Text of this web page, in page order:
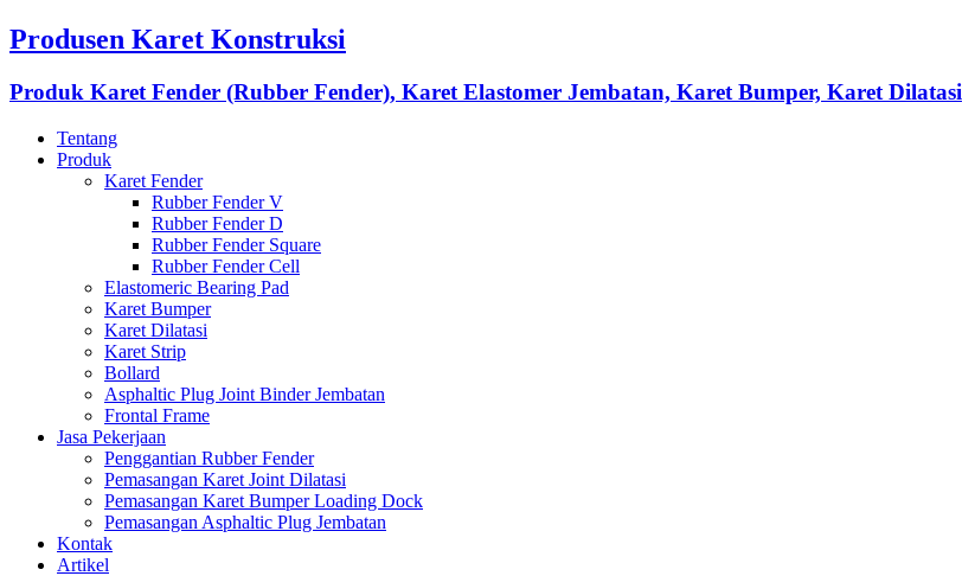
Produsen Karet Konstruksi
Produk Karet Fender (Rubber Fender), Karet Elastomer Jembatan, Karet Bumper, Karet Dilatasi
Tentang
Produk
Karet Fender
Rubber Fender V
Rubber Fender D
Rubber Fender Square
Rubber Fender Cell
Elastomeric Bearing Pad
Karet Bumper
Karet Dilatasi
Karet Strip
Bollard
Asphaltic Plug Joint Binder Jembatan
Frontal Frame
Jasa Pekerjaan
Penggantian Rubber Fender
Pemasangan Karet Joint Dilatasi
Pemasangan Karet Bumper Loading Dock
Pemasangan Asphaltic Plug Jembatan
Kontak
Artikel